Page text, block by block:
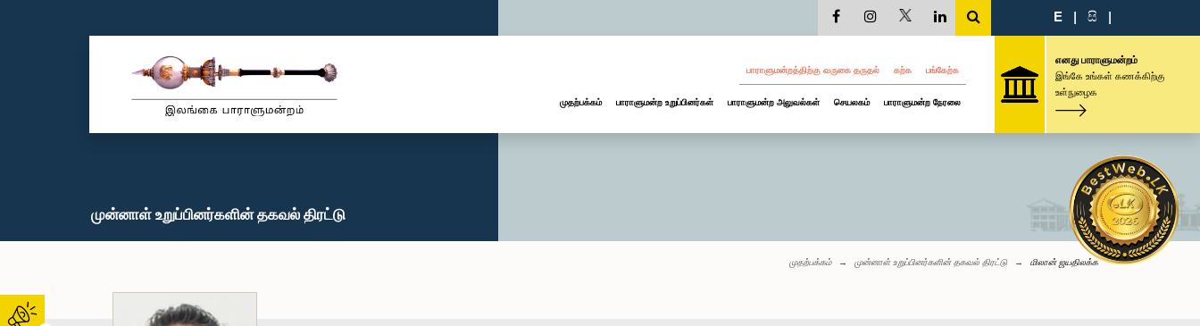
E | සි |
பாராளுமன்றத்திற்கு வருகை தருதல் கற்க பங்கேற்க
முதற்பக்கம் பாராளுமன்ற உறுப்பினர்கள் பாராளுமன்ற அலுவல்கள் செயலகம் பாராளுமன்ற நேரலை
எனது பாராளுமன்றம்
இங்கே உங்கள் கணக்கிற்கு
உள்நுழைக
முன்னாள் உறுப்பினர்களின் தகவல் திரட்டு
முதற்பக்கம் முன்னாள் உறுப்பினர்களின் தகவல் திரட்டு மிலான் ஜயதிலக்க